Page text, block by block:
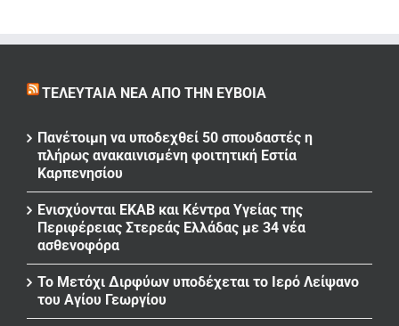
ΤΕΛΕΥΤΑΊΑ ΝΈΑ ΑΠΌ ΤΗΝ ΕΎΒΟΙΑ
Πανέτοιμη να υποδεχθεί 50 σπουδαστές η
πλήρως ανακαινισμένη φοιτητική Εστία
Καρπενησίου
Ενισχύονται ΕΚΑΒ και Κέντρα Υγείας της
Περιφέρειας Στερεάς Ελλάδας με 34 νέα
ασθενοφόρα
Το Μετόχι Διρφύων υποδέχεται το Ιερό Λείψανο
του Αγίου Γεωργίου